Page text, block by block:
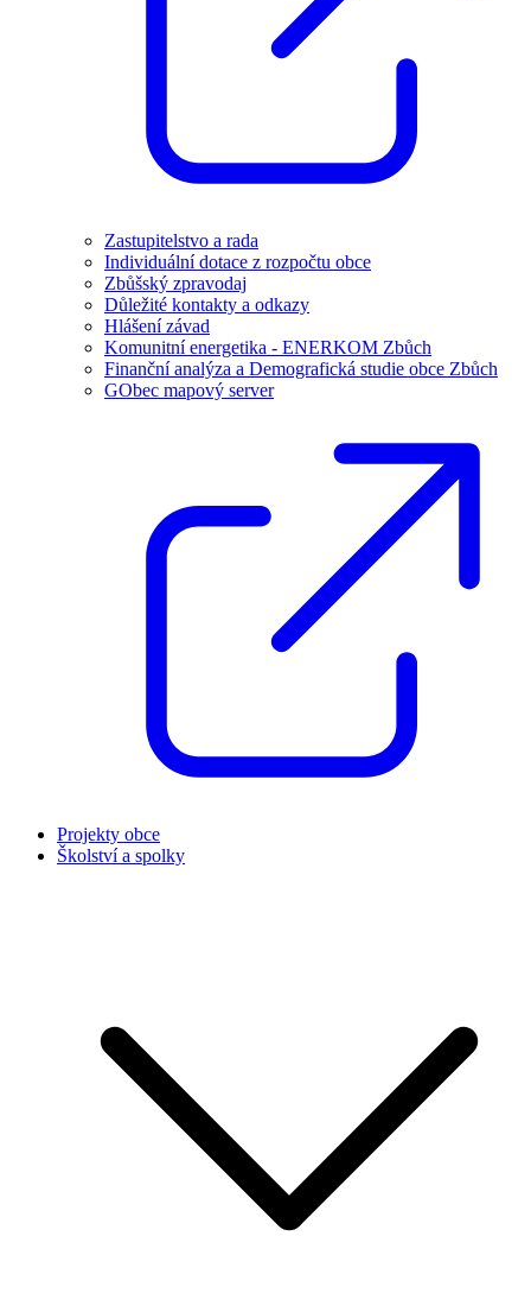
Zastupitelstvo a rada
Individuální dotace z rozpočtu obce
Zbůšský zpravodaj
Důležité kontakty a odkazy
Hlášení závad
Komunitní energetika - ENERKOM Zbůch
Finanční analýza a Demografická studie obce Zbůch
GObec mapový server
Projekty obce
Školství a spolky